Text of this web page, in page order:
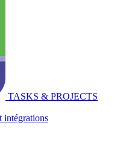
TASKS & PROJECTS
intégrations